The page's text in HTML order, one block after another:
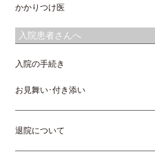
かかりつけ医
入院患者さんへ
入院の手続き
お見舞い･付き添い
退院について